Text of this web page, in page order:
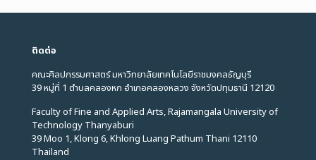
ติดต่อ
คณะศิลปกรรมศาสตร์ มหาวิทยาลัยเทคโนโลยีราชมงคลธัญบุรี
39 หมู่ที่ 1 ตำบลคลองหก อำเภอคลองหลวง จังหวัดปทุมธานี 12120
Faculty of Fine and Applied Arts, Rajamangala University of
Technology Thanyaburi
39 Moo 1, Klong 6, Khlong Luang Pathum Thani 12110
Thailand